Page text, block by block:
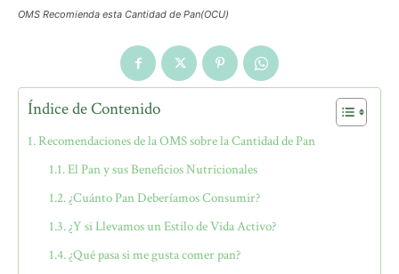
OMS Recomienda esta Cantidad de Pan(OCU)
Índice de Contenido
Recomendaciones de la OMS sobre la Cantidad de Pan
El Pan y sus Beneficios Nutricionales
¿Cuánto Pan Deberíamos Consumir?
¿Y si Llevamos un Estilo de Vida Activo?
¿Qué pasa si me gusta comer pan?